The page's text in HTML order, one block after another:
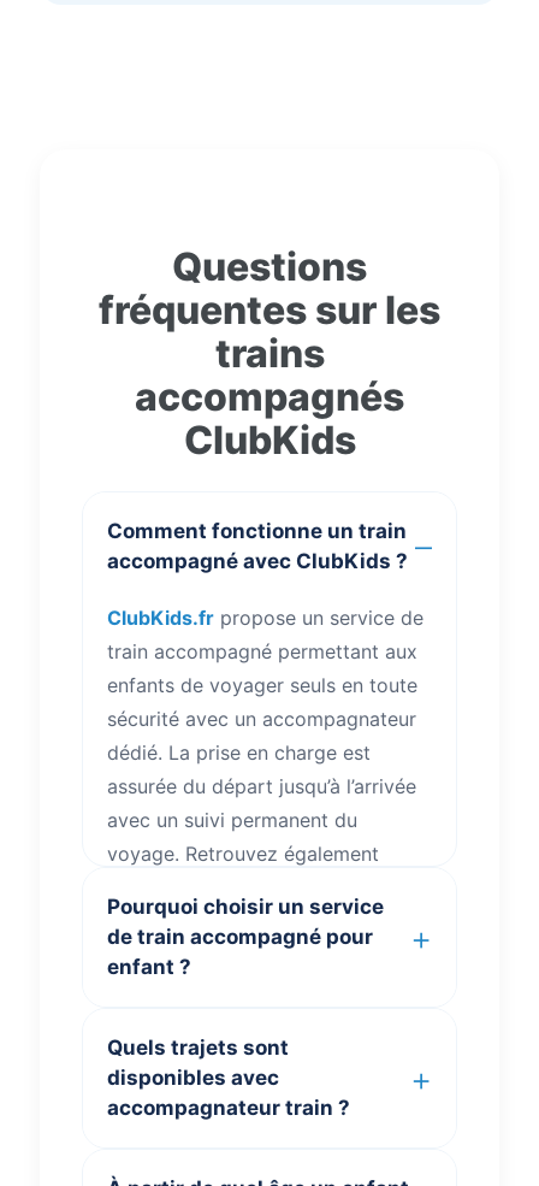
Questions
fréquentes sur les
trains
accompagnés
ClubKids
Comment fonctionne un train
accompagné avec ClubKids ?
ClubKids.frpropose un service de
train accompagné permettant aux
enfants de voyager seuls en toute
sécurité avec un accompagnateur
dédié. La prise en charge est
assurée du départ jusqu’à l’arrivée
avec un suivi permanent du
voyage. Retrouvez également
votre voyage.
Pourquoi choisir un service
de train accompagné pour
enfant ?
accompagnement train moderne
pour les familles recherchant un
train avec accompagnateur, un
Quels trajets sont
disponibles avec
accompagnateur train ?